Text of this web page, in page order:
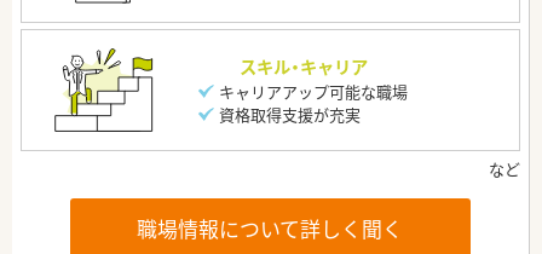
スキル・キャリア
キャリアアップ可能な職場
資格取得支援が充実
職場情報について詳しく聞く